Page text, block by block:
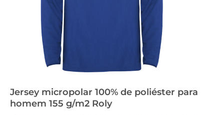
Jersey micropolar 100% de poliéster para
homem 155 g/m2 Roly